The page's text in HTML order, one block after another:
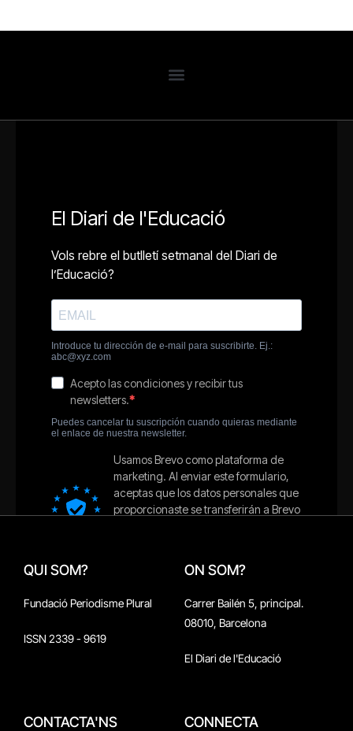
QUI SOM?
Fundació Periodisme Plural
ISSN 2339 - 9619
ON SOM?
Carrer Bailén 5, principal.
08010, Barcelona
El Diari de l'Educació
CONTACTA'NS CONNECTA